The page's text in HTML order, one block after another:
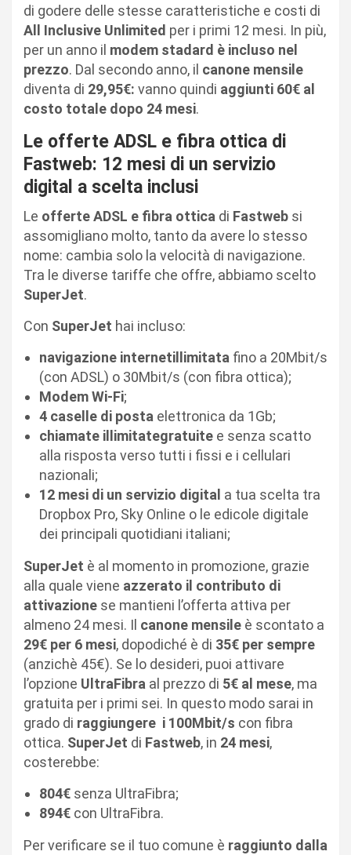
di godere delle stesse caratteristiche e costi di
All Inclusive Unlimited per i primi 12 mesi. In più,
per un anno il modem stadard è incluso nel
prezzo. Dal secondo anno, il canone mensile
diventa di 29,95€: vanno quindi aggiunti 60€ al
costo totale dopo 24 mesi.
Le offerte ADSL e fibra ottica di
Fastweb: 12 mesi di un servizio
digital a scelta inclusi
Le offerte ADSL e fibra ottica di Fastweb si
assomigliano molto, tanto da avere lo stesso
nome: cambia solo la velocità di navigazione.
Tra le diverse tariffe che offre, abbiamo scelto
SuperJet.
Con SuperJet hai incluso:
navigazione internetillimitata fino a 20Mbit/s
(con ADSL) o 30Mbit/s (con fibra ottica);
Modem Wi-Fi;
4 caselle di posta elettronica da 1Gb;
chiamate illimitategratuite e senza scatto
alla risposta verso tutti i fissi e i cellulari
nazionali;
12 mesi di un servizio digital a tua scelta tra
Dropbox Pro, Sky Online o le edicole digitale
dei principali quotidiani italiani;
SuperJet è al momento in promozione, grazie
alla quale viene azzerato il contributo di
attivazione se mantieni l’offerta attiva per
almeno 24 mesi. Il canone mensile è scontato a
29€ per 6 mesi, dopodiché è di 35€ per sempre
(anzichè 45€). Se lo desideri, puoi attivare
l’opzione UltraFibra al prezzo di 5€ al mese, ma
gratuita per i primi sei. In questo modo sarai in
grado di raggiungere i 100Mbit/s con fibra
ottica. SuperJet di Fastweb, in 24 mesi,
costerebbe:
804€ senza UltraFibra;
894€ con UltraFibra.
Per verificare se il tuo comune è raggiunto dalla